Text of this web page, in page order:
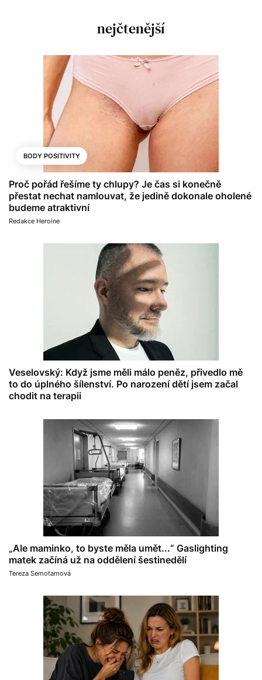
nejčtenější
BODY POSITIVITY
Proč pořád řešíme ty chlupy? Je čas si konečně
přestat nechat namlouvat, že jedině dokonale oholené
budeme atraktivní
Redakce Heroine
Veselovský: Když jsme měli málo peněz, přivedlo mě
to do úplného šílenství. Po narození dětí jsem začal
chodit na terapii
„Ale maminko, to byste měla umět...“ Gaslighting
matek začíná už na oddělení šestinedělí
Tereza Semotamová